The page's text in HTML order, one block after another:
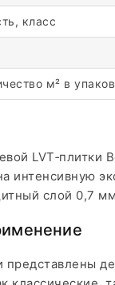
класс
м² в
LVT‑плитки
интенсивную
слой 0,7
представлены